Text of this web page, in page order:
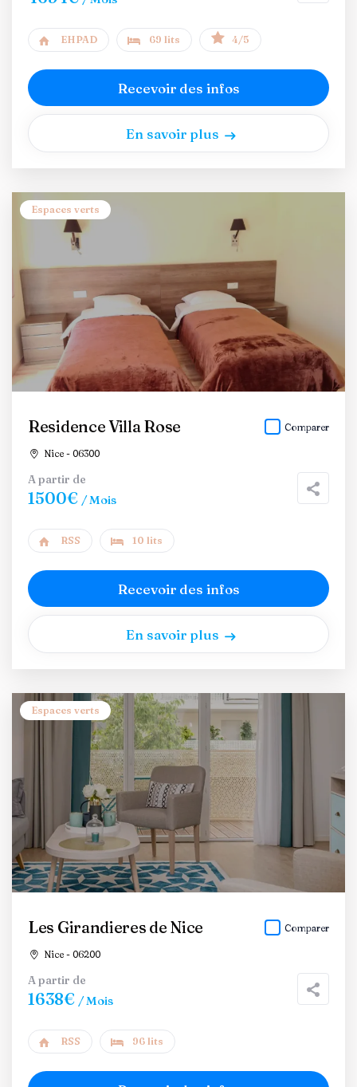
EHPAD 69 lits 4/5
Recevoir des infos
En savoir plus
Espaces verts
Residence Villa Rose
Nice - 06300
Comparer
A partir de
1500€ / Mois
RSS 10 lits
Recevoir des infos
En savoir plus
Espaces verts
Les Girandieres de Nice
Nice - 06200
Comparer
A partir de
1638€ / Mois
RSS 96 lits